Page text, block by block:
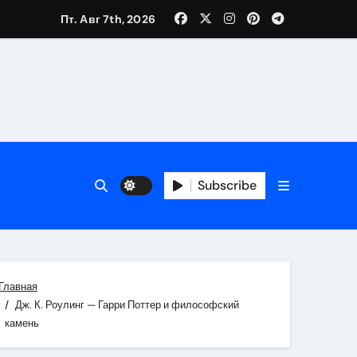
ресниц и депиляции
и обустройства мест отдыха
Пт. Авг 7th, 2026
Subscribe
Главная
Дж. К. Роулинг — Гарри Поттер и философский
камень